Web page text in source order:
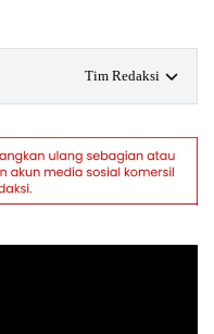
Tim Redaksi